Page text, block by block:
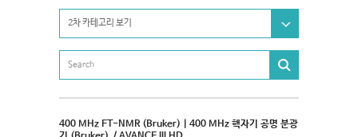
2차 카테고리 보기
400 MHz FT-NMR (Bruker) | 400 MHz 핵자기 공명 분광